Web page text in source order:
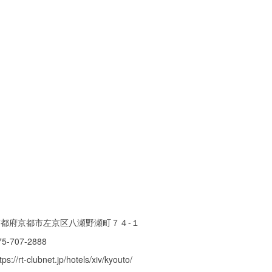
府京都市左京区八瀬野瀬町７４-１
707-2888
rt-clubnet.jp/hotels/xiv/kyouto/